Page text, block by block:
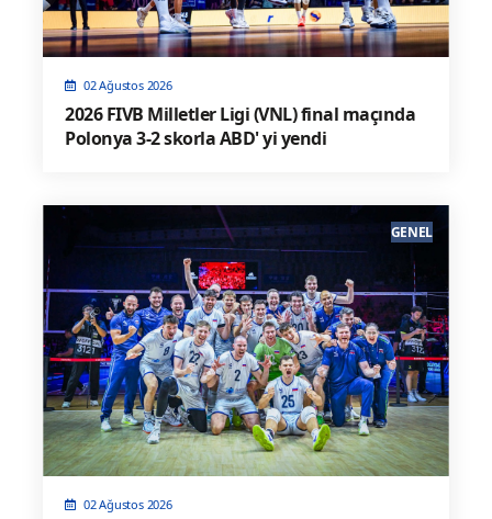
02 Ağustos 2026
2026 FIVB Milletler Ligi (VNL) final maçında
Polonya 3-2 skorla ABD' yi yendi
02 Ağustos 2026
GENEL